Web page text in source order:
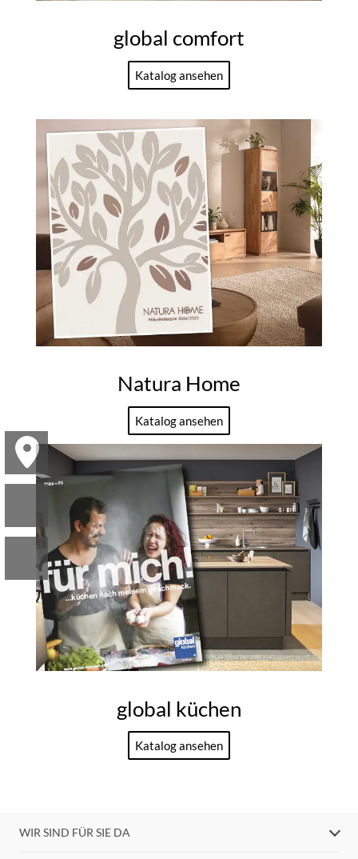
global comfort
Katalog ansehen
Natura Home
Katalog ansehen
global küchen
Katalog ansehen
WIR SIND FÜR SIE DA